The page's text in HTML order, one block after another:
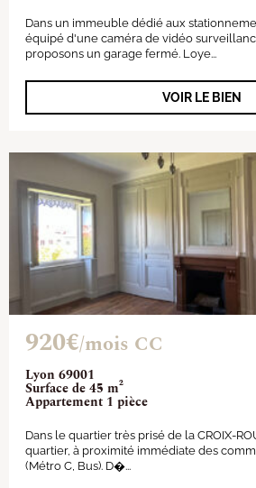
Dans un immeuble dédié aux
équipé d'une caméra de vidéo
proposons un garage fermé. Loye...
VOIR LE BIEN
Lyon 69001
Surface de 45 m²
Appartement 1 pièce
920€/mois CC
Dans le quartier très prisé de la CROIX-
quartier, à proximité immédiate des
(Métro C, Bus). D�...